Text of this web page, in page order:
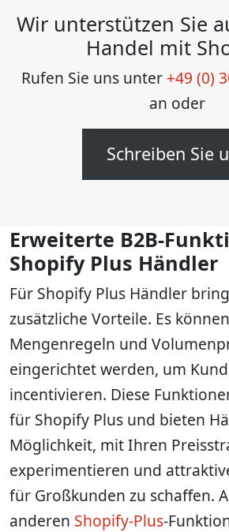
Wir unterstützen Sie
Handel mit
Rufen Sie uns unter +49 (0)
an oder
Schreiben Sie
Erweiterte B2B-
Shopify Plus Händler
Für Shopify Plus Händler
zusätzliche Vorteile. Es
Mengenregeln und
eingerichtet werden, um
incentivieren. Diese
für Shopify Plus und bieten
Möglichkeit, mit Ihren
experimentieren und
für Großkunden zu schaffen.
anderen Shopify-Plus-